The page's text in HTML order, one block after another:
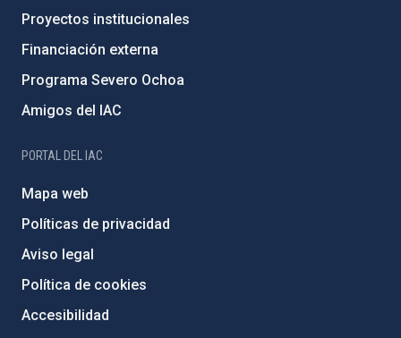
Proyectos institucionales
Financiación externa
Programa Severo Ochoa
Amigos del IAC
PORTAL DEL IAC
Mapa web
Políticas de privacidad
Aviso legal
Política de cookies
Accesibilidad